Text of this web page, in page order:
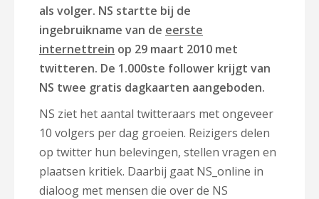
als volger. NS startte bij de
ingebruikname van de eerste
internettrein op 29 maart 2010 met
twitteren. De 1.000ste follower krijgt van
NS twee gratis dagkaarten aangeboden.
NS ziet het aantal twitteraars met ongeveer
10 volgers per dag groeien. Reizigers delen
op twitter hun belevingen, stellen vragen en
plaatsen kritiek. Daarbij gaat NS_online in
dialoog met mensen die over de NS